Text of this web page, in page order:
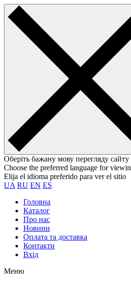
Оберіть бажану мову перегляду сайту
Choose the preferred language for
Elija el idioma preferido para ver el sitio
UA RU EN ES
Головна
Каталог
Про нас
Новини
Оплата та доставка
Контакти
Вхiд
Меню